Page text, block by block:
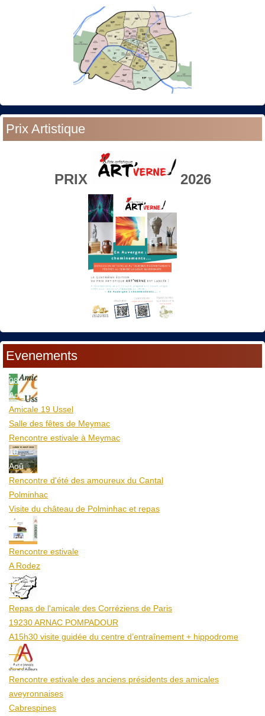
Prix Artistique
PRIX 2026
Evenements
08
Aoû
Amicale 19 Ussel
Salle des fêtes de Meymac
Rencontre estivale à Meymac
10
Aoû
Rencontre d'été des amoureux du Cantal
Polminhac
Visite du château de Polminhac et repas
12
Aoû
Rencontre estivale
A Rodez
23
Aoû
Repas de l'amicale des Corréziens de Paris
19230 ARNAC POMPADOUR
A15h30 visite guidée du centre d’entraînement + hippodrome
25
Aoû
Rencontre estivale des anciens présidents des amicales
aveyronnaises
Cabrespines